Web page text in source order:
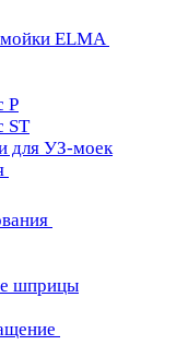
мойки ELMA
P
ST
для УЗ-моек
шприцы